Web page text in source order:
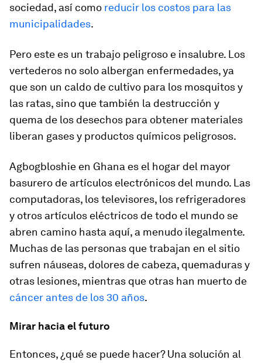
sociedad, así como reducir los costos para las
municipalidades.
Pero este es un trabajo peligroso e insalubre. Los
vertederos no solo albergan enfermedades, ya
que son un caldo de cultivo para los mosquitos y
las ratas, sino que también la destrucción y
quema de los desechos para obtener materiales
liberan gases y productos químicos peligrosos.
Agbogbloshie en Ghana es el hogar del mayor
basurero de artículos electrónicos del mundo. Las
computadoras, los televisores, los refrigeradores
y otros artículos eléctricos de todo el mundo se
abren camino hasta aquí, a menudo ilegalmente.
Muchas de las personas que trabajan en el sitio
sufren náuseas, dolores de cabeza, quemaduras y
otras lesiones, mientras que otras han muerto de
cáncer antes de los 30 años.
Mirar hacia el futuro
Entonces, ¿qué se puede hacer? Una solución al